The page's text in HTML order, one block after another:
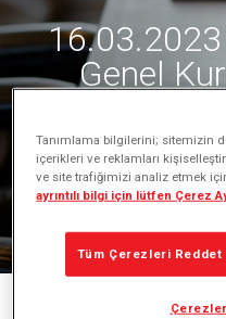
Genel
Tanımlama bilgilerini; sitemizin
içerikleri ve reklamları
ve site trafiğimizi analiz etmek
ayrıntılı bilgi için lütfen Çerez
Tüm Çerezleri Reddet